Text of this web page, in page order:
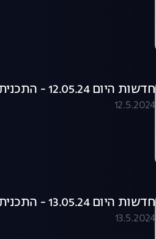
חדשות היום 12.05.24 - התכנית המלאה
12.5.2024
חדשות היום 13.05.24 - התכנית המלאה
13.5.2024